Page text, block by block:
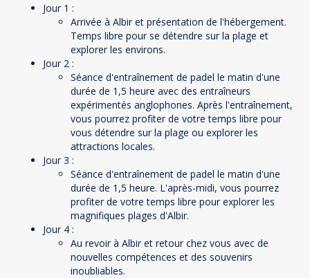
Jour 1 :
Arrivée à Albir et présentation de l'hébergement.
Temps libre pour se détendre sur la plage et
explorer les environs.
Jour 2 :
Séance d'entraînement de padel le matin d'une
durée de 1,5 heure avec des entraîneurs
expérimentés anglophones. Après l'entraînement,
vous pourrez profiter de votre temps libre pour
vous détendre sur la plage ou explorer les
attractions locales.
Jour 3 :
Séance d'entraînement de padel le matin d'une
durée de 1,5 heure. L'après-midi, vous pourrez
profiter de votre temps libre pour explorer les
magnifiques plages d'Albir.
Jour 4 :
Au revoir à Albir et retour chez vous avec de
nouvelles compétences et des souvenirs
inoubliables.